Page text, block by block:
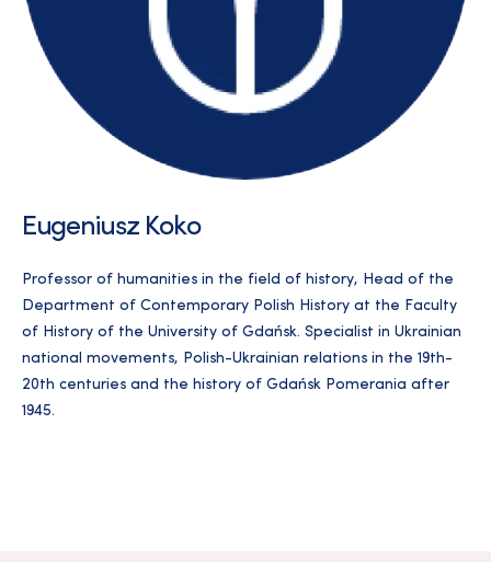
Eugeniusz Koko
Professor of humanities in the field of history, Head of the
Department of Contemporary Polish History at the Faculty
of History of the University of Gdańsk. Specialist in Ukrainian
national movements, Polish-Ukrainian relations in the 19th-
20th centuries and the history of Gdańsk Pomerania after
1945.